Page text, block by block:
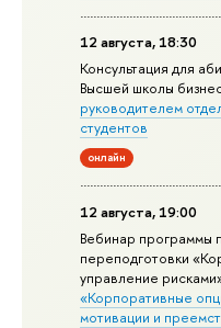
12 августа, 18:30
Консультация для
Высшей школы
руководителем
студентов
онлайн
12 августа, 19:00
Вебинар программы
переподготовки
управление
«Корпоративные
мотивации и